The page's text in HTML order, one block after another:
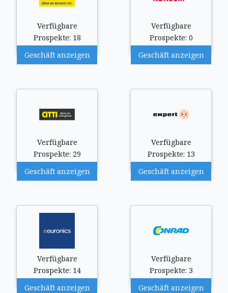
Verfügbare
Prospekte: 18
Geschäft anzeigen
Verfügbare
Prospekte: 0
Geschäft anzeigen
Verfügbare
Prospekte: 29
Geschäft anzeigen
Verfügbare
Prospekte: 13
Geschäft anzeigen
Verfügbare
Prospekte: 14
Geschäft anzeigen
Verfügbare
Prospekte: 3
Geschäft anzeigen